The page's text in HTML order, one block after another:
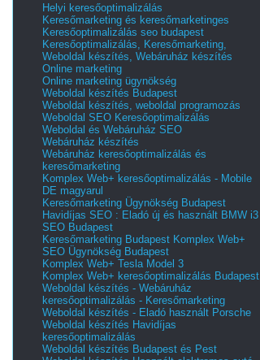
Helyi keresőoptimalizálás
Keresőmarketing és keresőmarketinges
Keresőoptimalizálás seo budapest
Keresőoptimalizálás, Keresőmarketing,
Weboldal készítés, Webáruház készítés
Online marketing
Online marketing ügynökség
Weboldal készítés Budapest
Weboldal készítés, weboldal programozás
Weboldal SEO Keresőoptimalizálás
Weboldal és Webáruház SEO
Webáruház készítés
Webáruház keresőoptimalizálás és
keresőmarketing
Komplex Web+ keresőoptimalizálás - Mobile
DE magyarul
Keresőmarketing Ügynökség Budapest
Havidíjas SEO : Eladó új és használt BMW i3
SEO Budapest
Keresőmarketing Budapest Komplex Web+
SEO Ügynökség Budapest
Komplex Web+ Tesla Model 3
Komplex Web+ keresőoptimalizálás Budapest
Weboldal készítés - Webáruház
keresőoptimalizálás - Keresőmarketing
Weboldal készítés - Eladó használt Porsche
Weboldal készítés Havidíjas
keresőoptimalizálás
Weboldal készítés Budapest és Pest